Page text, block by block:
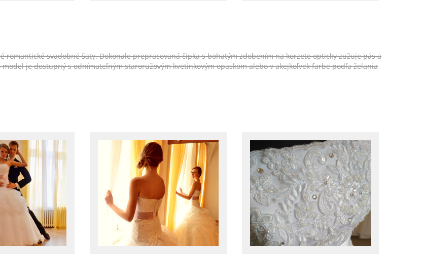
svadobné šaty. Dokonale prepracovaná čipka s bohatým zdobením na korzete opticky zužuje pás a
je dostupný s odnímateľným staroružovým kvetinkovým opaskom alebo v akejkoľvek farbe podľa želania